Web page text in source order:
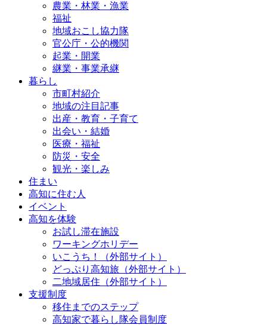
農業・林業・漁業
福祉
地域おこし協力隊
官公庁・公的機関
起業・開業
継業・事業承継
暮らし
市町村紹介
地域の注目記事
出産・教育・子育て
出会い・結婚
医療・福祉
防災・安全
観光・楽しみ
住まい
高知に住む人
イベント
高知を体験
お試し滞在施設
ワーキングホリデー
いこうち！（外部サイト）
どっぷり高知旅（外部サイト）
二地域居住（外部サイト）
支援制度
移住までのステップ
高知家で暮らし隊会員制度